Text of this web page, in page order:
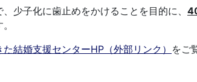
少子化に歯止めをかけることを目的に、
。
た結婚支援センターHP（外部リンク） をご